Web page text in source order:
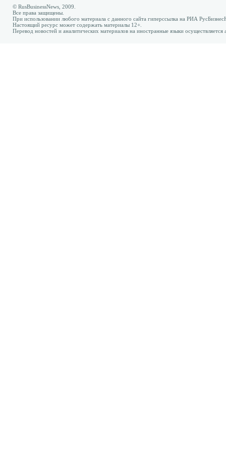
© RusBusinessNews, 2009.
Все права защищены.
При использовании любого материала с данного сайта гиперссылка на РИА
Настоящий ресурс может содержать материалы 12+.
Перевод новостей и аналитических материалов на иностранные языки осуществляется